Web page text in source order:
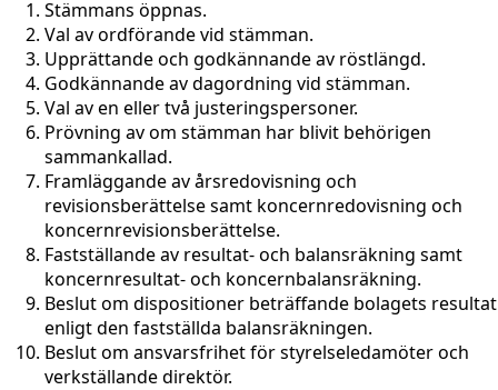
Stämmans öppnas.
Val av ordförande vid stämman.
Upprättande och godkännande av röstlängd.
Godkännande av dagordning vid stämman.
Val av en eller två justeringspersoner.
Prövning av om stämman har blivit behörigen
sammankallad.
Framläggande av årsredovisning och
revisionsberättelse samt koncernredovisning och
koncernrevisionsberättelse.
Fastställande av resultat- och balansräkning samt
koncernresultat- och koncernbalansräkning.
Beslut om dispositioner beträffande bolagets resultat
enligt den fastställda balansräkningen.
Beslut om ansvarsfrihet för styrelseledamöter och
verkställande direktör.